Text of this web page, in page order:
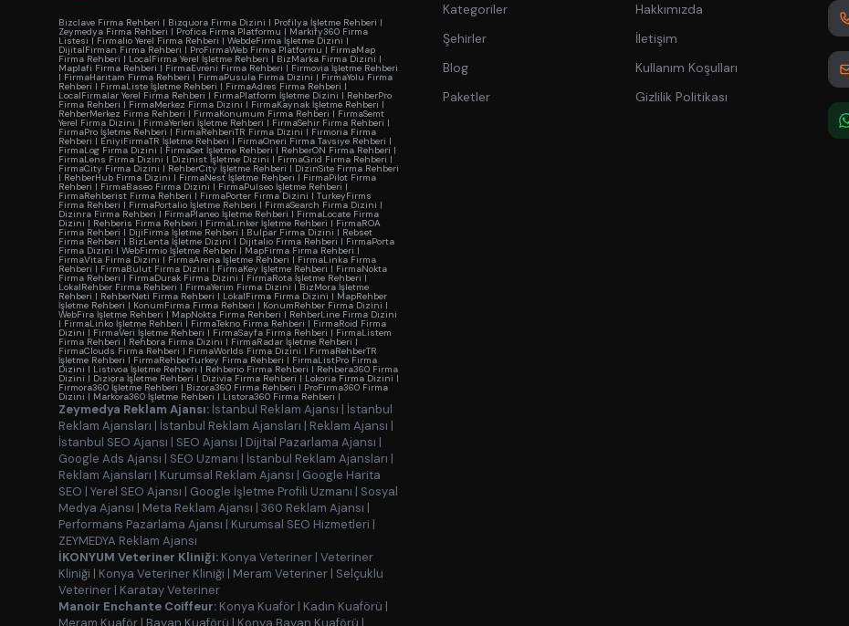
Bizclave Firma Rehberi | Bizquora Firma Dizini | Profilya İşletme Rehberi |
Zeymedya Firma Rehberi | Profica Firma Platformu | Markify360 Firma
Listesi | Firmalio Yerel Firma Rehberi | WebdeFirma İşletme Dizini |
DijitalFirman Firma Rehberi | ProFirmaWeb Firma Platformu | FirmaMap
Firma Rehberi | LocalFirma Yerel İşletme Rehberi | BizMarka Firma Dizini |
Maplafi Firma Rehberi | FirmaEvreni Firma Rehberi | Firmovia İşletme Rehberi
| FirmaHaritam Firma Rehberi | FirmaPusula Firma Dizini | FirmaYolu Firma
Rehberi | FirmaListe İşletme Rehberi | FirmaAdres Firma Rehberi |
LocalFirmalar Yerel Firma Rehberi | FirmaPlatform İşletme Dizini | RehberPro
Firma Rehberi | FirmaMerkez Firma Dizini | FirmaKaynak İşletme Rehberi |
RehberMerkez Firma Rehberi | FirmaKonumum Firma Rehberi | FirmaSemt
Yerel Firma Dizini | FirmaYerleri İşletme Rehberi | FirmaSehir Firma Rehberi |
FirmaPro İşletme Rehberi | FirmaRehberiTR Firma Dizini | Firmoria Firma
Rehberi | EniyiFirmaTR İşletme Rehberi | FirmaOneri Firma Tavsiye Rehberi |
FirmaLog Firma Dizini | FirmaSet İşletme Rehberi | RehberON Firma Rehberi |
FirmaLens Firma Dizini | Dizinist İşletme Dizini | FirmaGrid Firma Rehberi |
FirmaCity Firma Dizini | RehberCity İşletme Rehberi | DizinSite Firma Rehberi
| RehberHub Firma Dizini | FirmaNest İşletme Rehberi | FirmaPilot Firma
Rehberi | FirmaBaseo Firma Dizini | FirmaPulseo İşletme Rehberi |
FirmaRehberist Firma Rehberi | FirmaPorter Firma Dizini | TurkeyFirms
Firma Rehberi | FirmaPortalio İşletme Rehberi | FirmaSearch Firma Dizini |
Dizinra Firma Rehberi | FirmaPlaneo İşletme Rehberi | FirmaLocate Firma
Dizini | Rehberis Firma Rehberi | FirmaLinker İşletme Rehberi | FirmaROA
Firma Rehberi | DijiFirma İşletme Rehberi | Bulpar Firma Dizini | Rebset
Firma Rehberi | BizLenta İşletme Dizini | Dijitalio Firma Rehberi | FirmaPorta
Firma Dizini | WebFirmio İşletme Rehberi | MapFirma Firma Rehberi |
FirmaVita Firma Dizini | FirmaArena İşletme Rehberi | FirmaLinka Firma
Rehberi | FirmaBulut Firma Dizini | FirmaKey İşletme Rehberi | FirmaNokta
Firma Rehberi | FirmaDurak Firma Dizini | FirmaRota İşletme Rehberi |
LokalRehber Firma Rehberi | FirmaYerim Firma Dizini |BizMora İşletme
Rehberi | RehberNeti Firma Rehberi | LokalFirma Firma Dizini | MapRehber
İşletme Rehberi | KonumFirma Firma Rehberi | KonumRehber Firma Dizini |
WebFira İşletme Rehberi | MapNokta Firma Rehberi | RehberLine Firma Dizini
| FirmaLinko İşletme Rehberi | FirmaTekno Firma Rehberi | FirmaRoid Firma
Dizini | FirmaVeri İşletme Rehberi | FirmaSayfa Firma Rehberi | FirmaListem
Firma Rehberi | Rehbora Firma Dizini | FirmaRadar İşletme Rehberi |
FirmaClouds Firma Rehberi | FirmaWorlds Firma Dizini | FirmaRehberTR
İşletme Rehberi | FirmaRehberTurkey Firma Rehberi | FirmaListPro Firma
Dizini | Listivoa İşletme Rehberi | Rehberio Firma Rehberi | Rehbera360 Firma
Dizini | Diziora İşletme Rehberi | Dizivia Firma Rehberi | Lokoria Firma Dizini |
Firmora360 İşletme Rehberi | Bizora360 Firma Rehberi | ProFirma360 Firma
Dizini | Markora360 İşletme Rehberi | Listora360 Firma Rehberi |
Zeymedya Reklam Ajansı: İstanbul Reklam Ajansı | İstanbul
Reklam Ajansları | İstanbul Reklam Ajansları | Reklam Ajansı |
İstanbul SEO Ajansı | SEO Ajansı | Dijital Pazarlama Ajansı |
Google Ads Ajansı | SEO Uzmanı | İstanbul Reklam Ajansları |
Reklam Ajansları | Kurumsal Reklam Ajansı | Google Harita
SEO | Yerel SEO Ajansı | Google İşletme Profili Uzmanı | Sosyal
Medya Ajansı | Meta Reklam Ajansı | 360 Reklam Ajansı |
Performans Pazarlama Ajansı | Kurumsal SEO Hizmetleri |
ZEYMEDYA Reklam Ajansı
İKONYUM Veteriner Kliniği: Konya Veteriner | Veteriner
Kliniği | Konya Veteriner Kliniği | Meram Veteriner | Selçuklu
Veteriner | Karatay Veteriner
Manoir Enchante Coiffeur: Konya Kuaför | Kadın Kuaförü |
Meram Kuaför | Bayan Kuaförü | Konya Bayan Kuaförü |
Kategoriler
Şehirler
Blog
Paketler
Hakkımızda
İletişim
Kullanım Koşulları
Gizlilik Politikası